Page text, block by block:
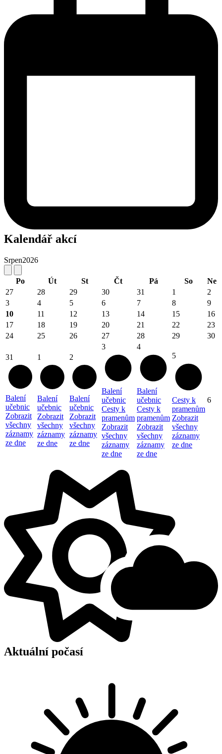
Kalendář akcí
Srpen2026
Po Út St Čt Pá So
Ne
27
28 29 30 31 1
2
3
4 5 6 7 8
9
10
11 12 13 14 15
16
17
18 19 20 21 22
23
24
25 26 27 28 29 30
31
Balení
učebnic
Zobrazit
všechny
záznamy
ze dne
1
Balení
učebnic
Zobrazit
všechny
záznamy
ze dne
2
Balení
učebnic
Zobrazit
všechny
záznamy
ze dne
3
Balení
učebnic
Cesty k
pramenům
Zobrazit
všechny
záznamy
ze dne
4
Balení
učebnic
Cesty k
pramenům
Zobrazit
všechny
záznamy
ze dne
5
Cesty k
pramenům
Zobrazit
všechny
záznamy
ze dne
6
Aktuální počasí